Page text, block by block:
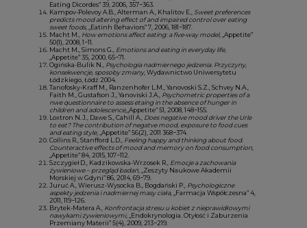
Eating Dicordes” 39, 2006, 357−363.
Kampov-Polevoy A.B., Alterman A., Khalitov E., Sweet preferences
predicts mood altering effect of and impaired control over eating
sweet foods, „Eatinh Behaviors” 7, 2006, 181−187.
Macht M., How emotions affect eating: a five-way model, „Appetite”
50(1), 2008, 1−11.
Macht M., Simons G., Emotions and eating in everyday life,
„Appetite” 35, 2000, 65−71.
Ogińska-Bulik N., Psychologia nadmiernego jedzenia. Przyczyny,
konsekwencje, sposoby zmiany, Wydawnictwo Uniwersytetu
Łódzkiego, Łódź 2004.
Tanofosky-Kraff M., Ranzenhofer L.M., Yanovoski S.Z., Schvey N.A.,
Faith M., Gustafson J., Yanoviski J.A., Psychometric properties of a
nwe questionnaire to assess etaing in the absence of hunger in
children and adolescence,„Appetite” 51, 2008, 148−155.
Loxtron N.J., Dawe S., Cahill A., Does negative mood driver the Urle
to eat? The contribution of negatve mood, exposure to food cues
and eating style, „Appetite” 56(2), 2011 368−374.
Collins R., Stanfford L.D., Feeling happy and thinking about food.
Counteractive effects of mood and memory on food consumption,
„Appetite” 84, 2015, 107−112.
Szczygieł D., Kadzikowska-Wrzosek R., Emocje a zachowania
żywieniowe – przegląd badań, „Zeszyty Naukowe Akademii
Morskiej w Gdyni” 86, 2014, 69−79.
Juruć A., Wierusz-Wysocka B., Bogdański P., Psychologiczne
aspekty jedzenia i nadmiernej masy ciała, „Farmacja Współczesna” 4,
2011, 119−126.
Brytek-Matera A., Konfrontacja stresu u kobiet z nieprawidłowymi
nawykami żywieniowymi, „Endokrynologia. Otyłość i Zaburzenia
Przemiany Materii” 5(4), 2009, 213−219.